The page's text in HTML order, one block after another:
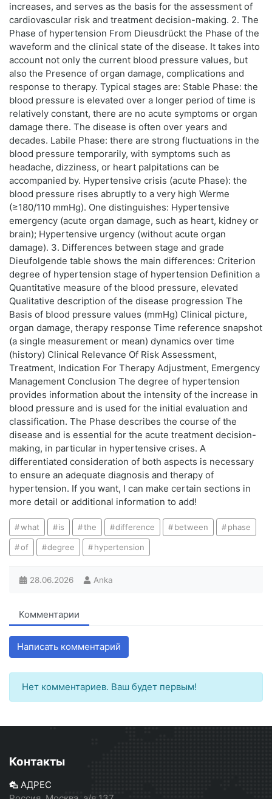
increases, and serves as the basis for the assessment of
cardiovascular risk and treatment decision-making. 2. The
Phase of hypertension From Dieusdrückt the Phase of the
waveform and the clinical state of the disease. It takes into
account not only the current blood pressure values, but
also the Presence of organ damage, complications and
response to therapy. Typical stages are: Stable Phase: the
blood pressure is elevated over a longer period of time is
relatively constant, there are no acute symptoms or organ
damage there. The disease is often over years and
decades. Labile Phase: there are strong fluctuations in the
blood pressure temporarily, with symptoms such as
headache, dizziness, or heart palpitations can be
accompanied by. Hypertensive crisis (acute Phase): the
blood pressure rises abruptly to a very high Werme
(≥180/110 mmHg). One distinguishes: Hypertensive
emergency (acute organ damage, such as heart, kidney or
brain); Hypertensive urgency (without acute organ
damage). 3. Differences between stage and grade
Dieufolgende table shows the main differences: Criterion
degree of hypertension stage of hypertension Definition a
Quantitative measure of the blood pressure, elevated
Qualitative description of the disease progression The
Basis of blood pressure values (mmHg) Clinical picture,
organ damage, therapy response Time reference snapshot
(a single measurement or mean) dynamics over time
(history) Clinical Relevance Of Risk Assessment,
Treatment, Indication For Therapy Adjustment, Emergency
Management Conclusion The degree of hypertension
provides information about the intensity of the increase in
blood pressure and is used for the initial evaluation and
classification. The Phase describes the course of the
disease and is essential for the acute treatment decision-
making, in particular in hypertensive crises. A
differentiated consideration of both aspects is necessary
to ensure an adequate diagnosis and therapy of
hypertension. If you want, I can make certain sections in
more detail or additional information to add!
what is the difference between phase
of degree hypertension
28.06.2026 Anka
Комментарии
Написать комментарий
Нет комментариев. Ваш будет первым!
Контакты
АДРЕС